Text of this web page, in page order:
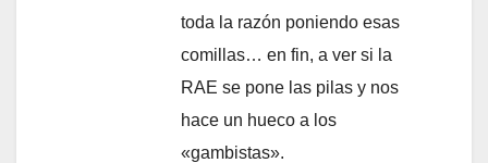
toda la razón poniendo esas
comillas… en fin, a ver si la
RAE se pone las pilas y nos
hace un hueco a los
«gambistas».